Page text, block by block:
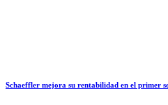
Schaeffler mejora su rentabilidad en el primer